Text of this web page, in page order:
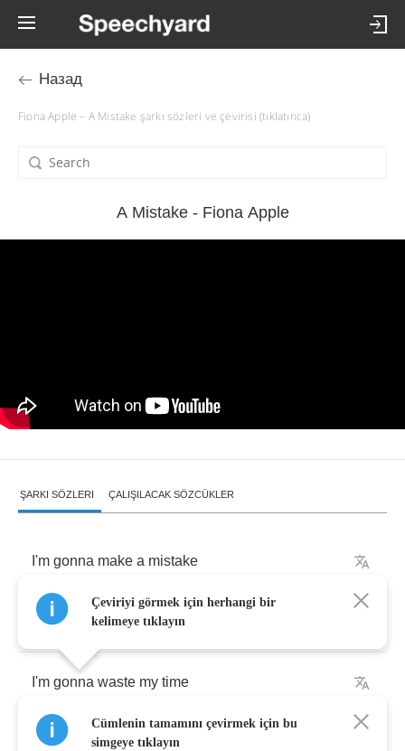
Назад
Fiona Apple – A Mistake şarkı sözleri ve çevirisi (tıklatınca)
A Mistake - Fiona Apple
ŞARKI SÖZLERI ÇALIŞILACAK SÖZCÜKLER
I'm gonna make a mistake
I'm gonna do it on purpose
I'm gonna waste my time
Cause I'm full as a tick
Çeviriyi görmek için herhangi bir
kelimeye tıklayın
Cümlenin tamamını çevirmek için bu
simgeye tıklayın